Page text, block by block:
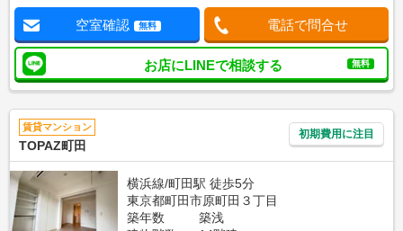
空室確認 無料 電話で問合せ
お店にLINEで相談する 無料
賃貸マンション
TOPAZ町田
初期費用に注目
横浜線/町田駅 徒歩5分
東京都町田市原町田３丁目
築年数
築浅